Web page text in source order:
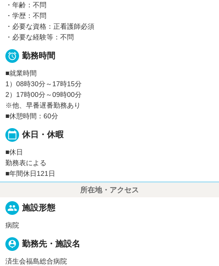
・年齢：不問
・学歴：不問
・必要な資格：正看護師必須
・必要な経験等：不問
 勤務時間
■就業時間
1）08時30分～17時15分
2）17時00分～09時00分
※他、早番遅番勤務あり
■休憩時間：60分
calendar_today 休日・休暇
■休日
勤務表による
■年間休日121日
所在地・アクセス
people 施設形態
病院
person_pin 勤務先・施設名
済生会福島総合病院